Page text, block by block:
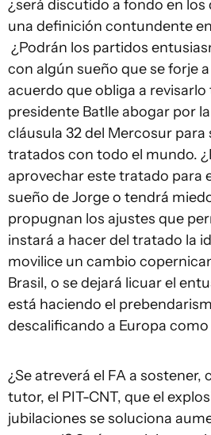
¿será discutido a fondo en los
una definición contundente
¿Podrán los partidos
con algún sueño que se forje
acuerdo que obliga a
presidente Batlle abogar por
cláusula 32 del Mercosur para
tratados con todo el mundo.
aprovechar este tratado para
sueño de Jorge o tendrá
propugnan los ajustes que
instará a hacer del tratado la
movilice un cambio
Brasil, o se dejará licuar el
está haciendo el
descalificando a Europa
¿Se atreverá el FA a
tutor, el PIT-CNT, que el
jubilaciones se soluciona